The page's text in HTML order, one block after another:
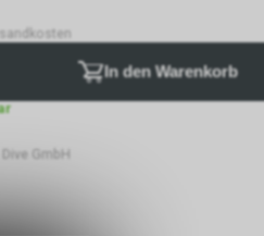
In den Warenkorb
GmbH